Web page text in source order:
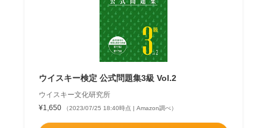
ウイスキー検定 公式問題集3級 Vol.2
ウイスキー文化研究所
¥1,650
（2023/07/25 18:40時点 | Amazon調べ）